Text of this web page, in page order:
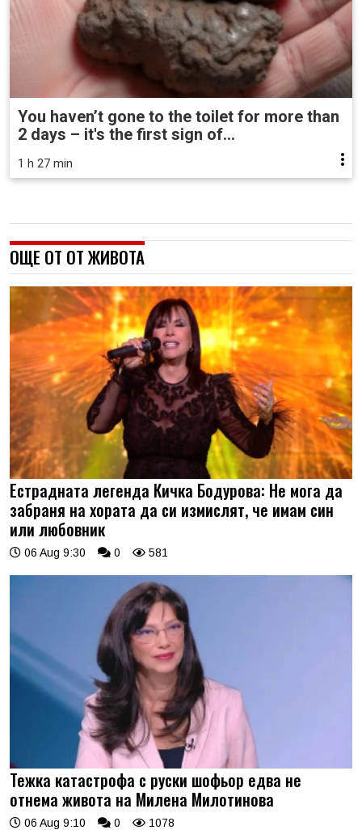
You haven’t gone to the toilet for more than
2 days – it's the first sign of...
1 h 27 min
ОЩЕ ОТ ОТ ЖИВОТА
Естрадната легенда Кичка Бодурова: Не мога да
забраня на хората да си измислят, че имам син
или любовник
06 Aug 9:30 0 581
Тежка катастрофа с руски шофьор едва не
отнема живота на Милена Милотинова
06 Aug 9:10 0 1078